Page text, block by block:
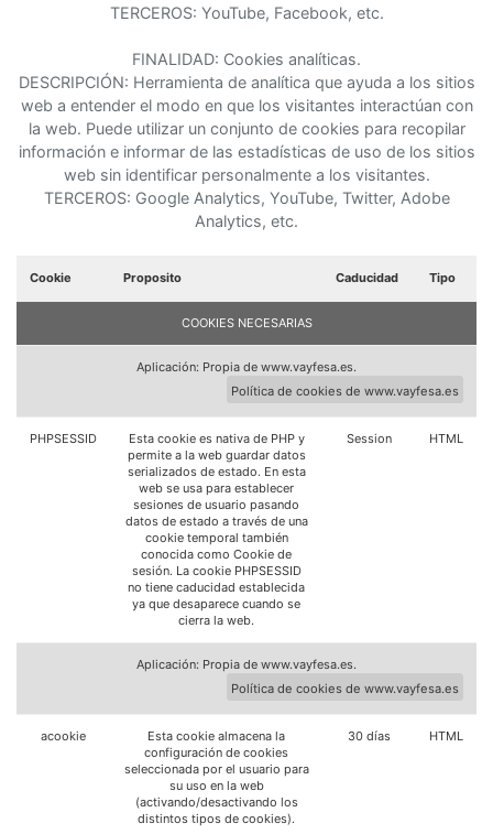
TERCEROS: YouTube, Facebook, etc.
FINALIDAD: Cookies analíticas.
DESCRIPCIÓN: Herramienta de analítica que ayuda a los sitios
web a entender el modo en que los visitantes interactúan con
la web. Puede utilizar un conjunto de cookies para recopilar
información e informar de las estadísticas de uso de los sitios
web sin identificar personalmente a los visitantes.
TERCEROS: Google Analytics, YouTube, Twitter, Adobe
Analytics, etc.
Cookie Proposito Caducidad Tipo
COOKIES NECESARIAS
Aplicación: Propia de www.vayfesa.es.
Política de cookies de www.vayfesa.es
PHPSESSID
Esta cookie es nativa de PHP y
permite a la web guardar datos
serializados de estado. En esta
web se usa para establecer
sesiones de usuario pasando
datos de estado a través de una
cookie temporal también
conocida como Cookie de
sesión. La cookie PHPSESSID
no tiene caducidad establecida
ya que desaparece cuando se
cierra la web.
Session HTML
Aplicación: Propia de www.vayfesa.es.
Política de cookies de www.vayfesa.es
acookie
Esta cookie almacena la
configuración de cookies
seleccionada por el usuario para
su uso en la web
(activando/desactivando los
distintos tipos de cookies).
30 días HTML